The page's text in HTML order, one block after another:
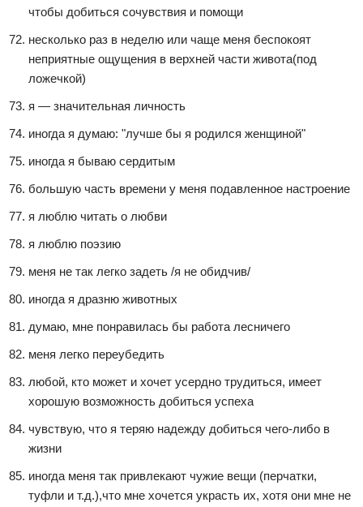
чтобы добиться сочувствия и помощи
несколько раз в неделю или чаще меня беспокоят
неприятные ощущения в верхней части живота(под
ложечкой)
я — значительная личность
иногда я думаю: "лучше бы я родился женщиной"
иногда я бываю сердитым
большую часть времени у меня подавленное настроение
я люблю читать о любви
я люблю поэзию
меня не так легко задеть /я не обидчив/
иногда я дразню животных
думаю, мне понравилась бы работа лесничего
меня легко переубедить
любой, кто может и хочет усердно трудиться, имеет
хорошую возможность добиться успеха
чувствую, что я теряю надежду добиться чего-либо в
жизни
иногда меня так привлекают чужие вещи (перчатки,
туфли и т.д.),что мне хочется украсть их, хотя они мне не